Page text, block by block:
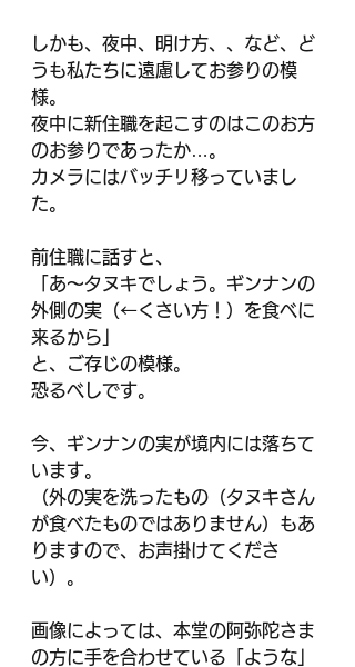
しかも、夜中、明け方、、など、ど
うも私たちに遠慮してお参りの模
様。
夜中に新住職を起こすのはこのお方
のお参りであったか…。
カメラにはバッチリ移っていまし
た。
前住職に話すと、
「あ～タヌキでしょう。ギンナンの
外側の実（←くさい方！）を食べに
来るから」
と、ご存じの模様。
恐るべしです。
今、ギンナンの実が境内には落ちて
います。
（外の実を洗ったもの（タヌキさん
が食べたものではありません）もあ
りますので、お声掛けてくださ
い）。
画像によっては、本堂の阿弥陀さま
の方に手を合わせている「ような」